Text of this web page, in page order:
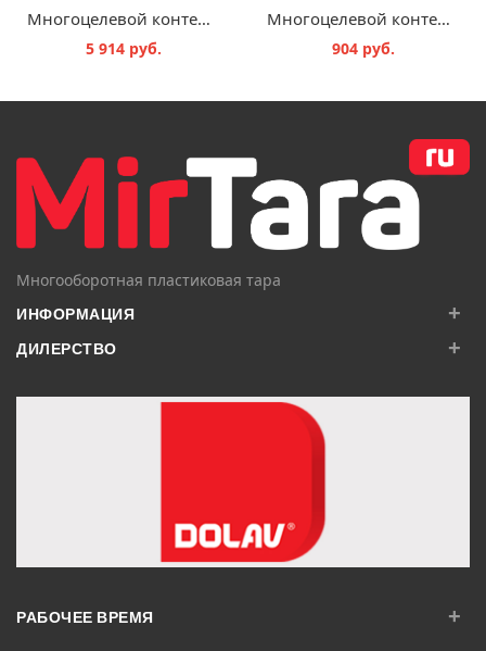
Многоцелевой контейнер с дугами для штабелирования MBB - 800х600х320 мм
5 914 руб.
Многоцелевой контейнер Classic MB - 400х300х220 мм
904 руб.
Многооборотная пластиковая тара
ИНФОРМАЦИЯ +
ДИЛЕРСТВО +
РАБОЧЕЕ ВРЕМЯ +